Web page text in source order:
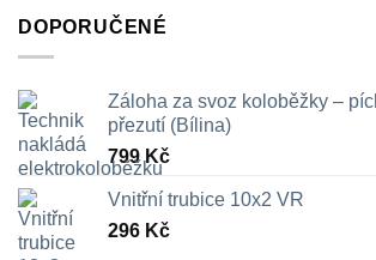
DOPORUČENÉ
Záloha za svoz koloběžky –
přezutí (Bílina)
799Kč
Vnitřní trubice 10x2 VR
296 Kč